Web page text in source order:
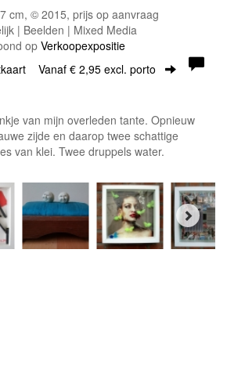
cm, © 2015, prijs op aanvraag
| Beelden | Mixed Media
op Verkoopexpositie
Vanaf € 2,95 excl. porto
van mijn overleden tante. Opnieuw
zijde en daarop twee schattige
van klei. Twee druppels water.